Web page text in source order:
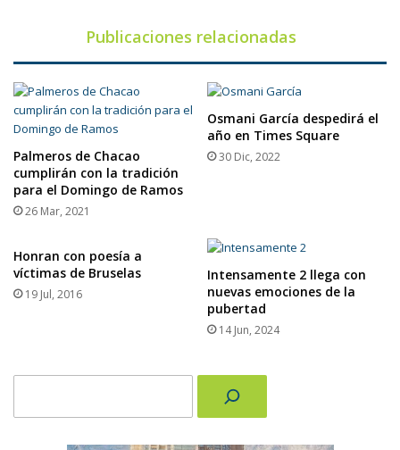
Publicaciones relacionadas
Palmeros de Chacao
cumplirán con la tradición
para el Domingo de Ramos
26 Mar, 2021
Osmani García despedirá el
año en Times Square
30 Dic, 2022
Honran con poesía a
víctimas de Bruselas
19 Jul, 2016
Intensamente 2 llega con
nuevas emociones de la
pubertad
14 Jun, 2024